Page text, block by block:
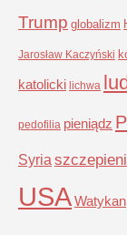
Trump globalizm
Jarosław Kaczyński
katolicki lichwa
pedofilia pieniądz
Syria
USAWatykan